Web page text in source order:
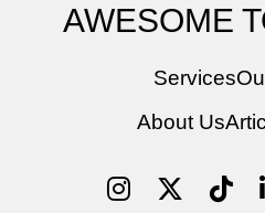
AWESOME
Services
About Us